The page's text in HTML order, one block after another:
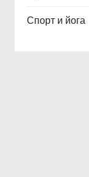
Спорт и йога